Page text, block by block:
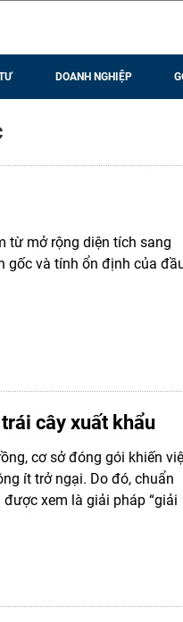
DOANH NGHIỆP
từ mở rộng diện tích sang
gốc và tính ổn định của
trái cây xuất khẩu
cơ sở đóng gói khiến
ít trở ngại. Do đó, chuẩn
xem là giải pháp “giải